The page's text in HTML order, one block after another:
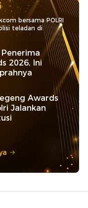
bersama POLRI
teladan di
2026, Ini
Awards
Jalankan